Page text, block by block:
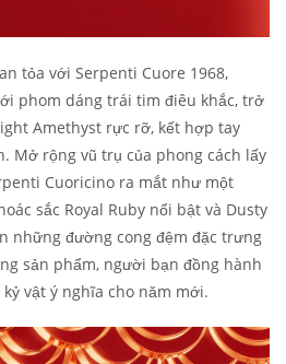
tỏa với Serpenti Cuore 1968,
phom dáng trái tim điêu khắc, trở
Amethyst rực rỡ, kết hợp tay
Mở rộng vũ trụ của phong cách lấy
Cuoricino ra mắt như một
sắc Royal Ruby nổi bật và Dusty
những đường cong đệm đặc trưng
sản phẩm, người bạn đồng hành
vật ý nghĩa cho năm mới.